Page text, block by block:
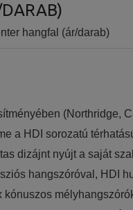
hangfal (ár/darab)
(Northridge,
a HDI sorozatú
dizájnt nyújt a saját
hangszóróval, HDI
kónuszos